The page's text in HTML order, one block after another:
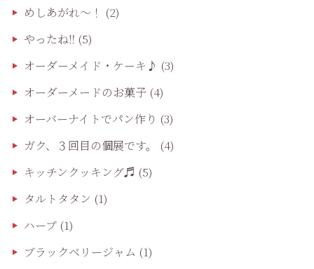
めしあがれ～！ (2)
やったね‼️ (5)
オーダーメイド・ケーキ♪ (3)
オーダーメードのお菓子(4)
オーバーナイトでパン作り (3)
ガク、３回目の個展です。
(4)
キッチンクッキング♬ (5)
タルトタタン (1)
ハーブ(1)
ブラックベリージャム (1)